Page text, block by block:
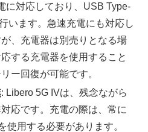
に対応しており、USB Type-
います。急速充電にも対応し
、充電器は別売りとなる場
する充電器を使用すること
ー回復が可能です。
: Libero 5G IVは、残念ながら
応です。充電の際は、常に
使用する必要があります。